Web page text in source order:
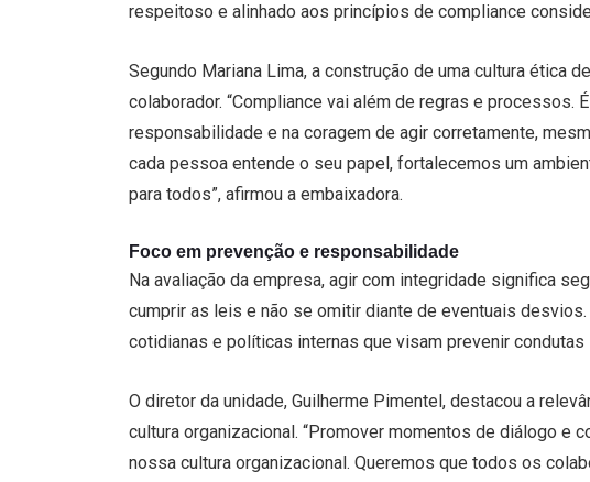
respeitoso e alinhado aos princípios de compliance
Segundo Mariana Lima, a construção de uma cultura ética
colaborador. “Compliance vai além de regras e processos.
responsabilidade e na coragem de agir corretamente,
cada pessoa entende o seu papel, fortalecemos um
para todos”, afirmou a embaixadora.
Foco em prevenção e responsabilidade
Na avaliação da empresa, agir com integridade significa
cumprir as leis e não se omitir diante de eventuais
cotidianas e políticas internas que visam prevenir
O diretor da unidade, Guilherme Pimentel, destacou a
cultura organizacional. “Promover momentos de diálogo e
nossa cultura organizacional. Queremos que todos os